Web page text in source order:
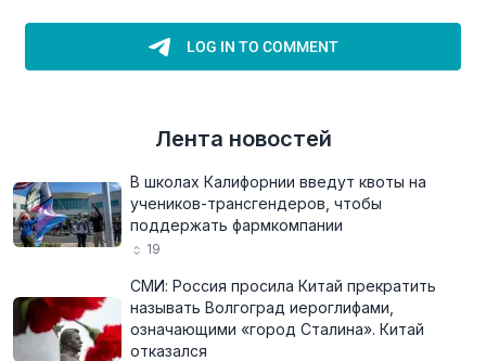
Лента новостей
В школах Калифорнии введут квоты на
учеников-трансгендеров, чтобы
поддержать фармкомпании
19
СМИ: Россия просила Китай прекратить
называть Волгоград иероглифами,
означающими «город Сталина». Китай
отказался